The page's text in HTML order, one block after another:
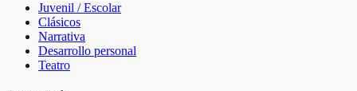
Juvenil / Escolar
Clásicos
Narrativa
Desarrollo personal
Teatro